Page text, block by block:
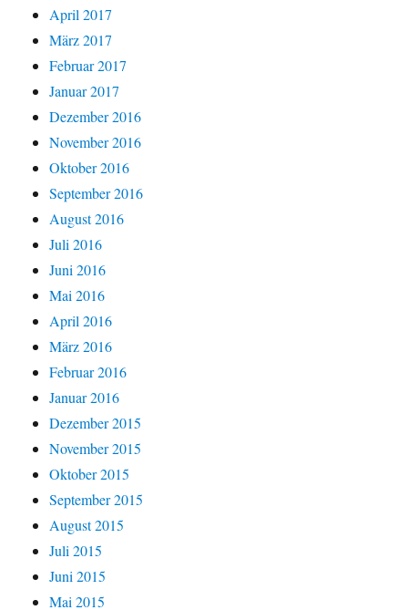
April 2017
März 2017
Februar 2017
Januar 2017
Dezember 2016
November 2016
Oktober 2016
September 2016
August 2016
Juli 2016
Juni 2016
Mai 2016
April 2016
März 2016
Februar 2016
Januar 2016
Dezember 2015
November 2015
Oktober 2015
September 2015
August 2015
Juli 2015
Juni 2015
Mai 2015